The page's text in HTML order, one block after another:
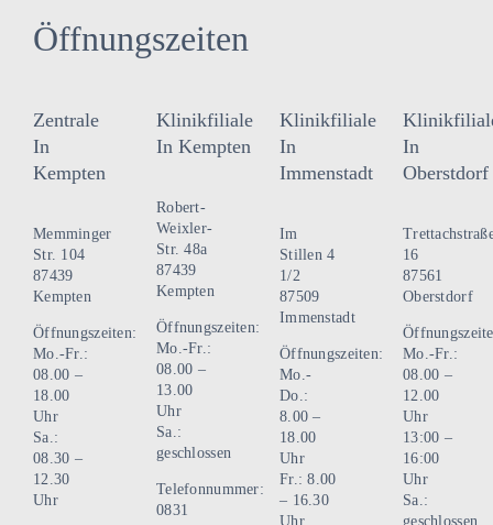
Öffnungszeiten
Zentrale
In
Kempten
Memminger
Str. 104
87439
Kempten
Öffnungszeiten:
Mo.-Fr.:
08.00 –
18.00
Uhr
Sa.:
08.30 –
12.30
Uhr
Klinikfiliale
In Kempten
Robert-
Weixler-
Str. 48a
87439
Kempten
Öffnungszeiten:
Mo.-Fr.:
08.00 –
13.00
Uhr
Sa.:
geschlossen
Telefonnummer:
0831
Klinikfiliale
In
Immenstadt
Im
Stillen 4
1/2
87509
Immenstadt
Öffnungszeiten:
Mo.-
Do.:
8.00 –
18.00
Uhr
Fr.: 8.00
– 16.30
Uhr
In
Oberstdorf
16
87561
Oberstdorf
Mo.-Fr.:
08.00 –
12.00
Uhr
13:00 –
16:00
Uhr
Sa.:
geschlossen